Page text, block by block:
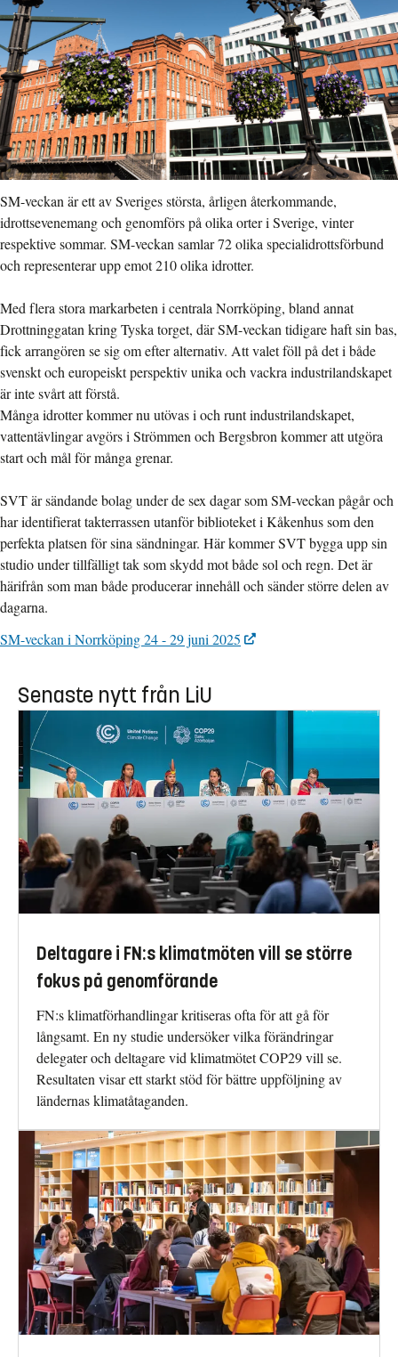
SM-veckan är ett av Sveriges största, årligen återkommande,
idrottsevenemang och genomförs på olika orter i Sverige, vinter
respektive sommar. SM-veckan samlar 72 olika specialidrottsförbund
och representerar upp emot 210 olika idrotter.
Med flera stora markarbeten i centrala Norrköping, bland annat
Drottninggatan kring Tyska torget, där SM-veckan tidigare haft sin bas,
fick arrangören se sig om efter alternativ. Att valet föll på det i både
svenskt och europeiskt perspektiv unika och vackra industrilandskapet
är inte svårt att förstå.
Många idrotter kommer nu utövas i och runt industrilandskapet,
vattentävlingar avgörs i Strömmen och Bergsbron kommer att utgöra
start och mål för många grenar.
SVT är sändande bolag under de sex dagar som SM-veckan pågår och
har identifierat takterrassen utanför biblioteket i Kåkenhus som den
perfekta platsen för sina sändningar. Här kommer SVT bygga upp sin
studio under tillfälligt tak som skydd mot både sol och regn. Det är
härifrån som man både producerar innehåll och sänder större delen av
dagarna.
SM-veckan i Norrköping 24 - 29 juni 2025
Senaste nytt från LiU
Deltagare i FN:s klimatmöten vill se större
fokus på genomförande
FN:s klimatförhandlingar kritiseras ofta för att gå för
långsamt. En ny studie undersöker vilka förändringar
delegater och deltagare vid klimatmötet COP29 vill se.
Resultaten visar ett starkt stöd för bättre uppföljning av
ländernas klimatåtaganden.